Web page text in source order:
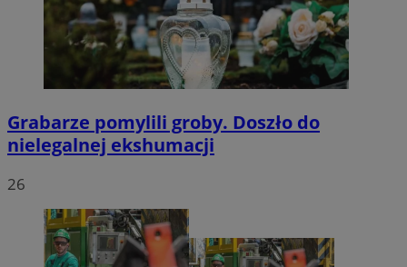
Grabarze pomylili groby. Doszło do
nielegalnej ekshumacji
26